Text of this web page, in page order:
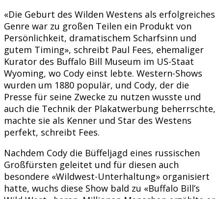
«Die Geburt des Wilden Westens als erfolgreiches
Genre war zu großen Teilen ein Produkt von
Persönlichkeit, dramatischem Scharfsinn und
gutem Timing», schreibt Paul Fees, ehemaliger
Kurator des Buffalo Bill Museum im US-Staat
Wyoming, wo Cody einst lebte. Western-Shows
wurden um 1880 populär, und Cody, der die
Presse für seine Zwecke zu nutzen wusste und
auch die Technik der Plakatwerbung beherrschte,
machte sie als Kenner und Star des Westens
perfekt, schreibt Fees.
Nachdem Cody die Büffeljagd eines russischen
Großfürsten geleitet und für diesen auch
besondere «Wildwest-Unterhaltung» organisiert
hatte, wuchs diese Show bald zu «Buffalo Bill’s